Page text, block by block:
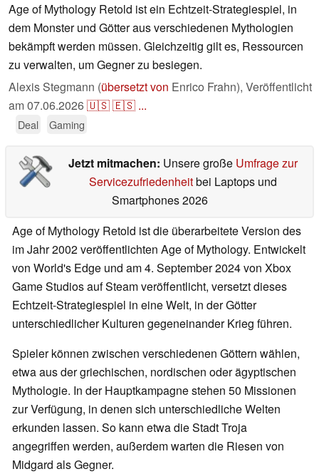
Age of Mythology Retold ist ein Echtzeit-Strategiespiel, in
dem Monster und Götter aus verschiedenen Mythologien
bekämpft werden müssen. Gleichzeitig gilt es, Ressourcen
zu verwalten, um Gegner zu besiegen.
Alexis Stegmann (übersetzt von Enrico Frahn), Veröffentlicht
am07.06.2026🇺🇸🇪🇸 ...
Deal Gaming
Jetzt mitmachen: Unsere große Umfrage zur
Servicezufriedenheitbei Laptops und
Smartphones 2026
Age of Mythology Retold ist die überarbeitete Version des
im Jahr 2002 veröffentlichten Age of Mythology. Entwickelt
von World's Edge und am 4. September 2024 von Xbox
Game Studios auf Steam veröffentlicht, versetzt dieses
Echtzeit-Strategiespiel in eine Welt, in der Götter
unterschiedlicher Kulturen gegeneinander Krieg führen.
Spieler können zwischen verschiedenen Göttern wählen,
etwa aus der griechischen, nordischen oder ägyptischen
Mythologie. In der Hauptkampagne stehen 50 Missionen
zur Verfügung, in denen sich unterschiedliche Welten
erkunden lassen. So kann etwa die Stadt Troja
angegriffen werden, außerdem warten die Riesen von
Midgard als Gegner.